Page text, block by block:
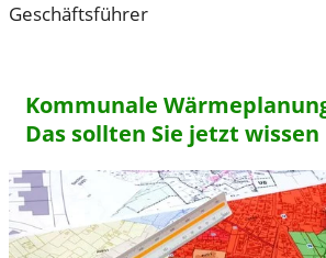
Geschäftsführer
Kommunale
Das sollten Sie jetzt wissen